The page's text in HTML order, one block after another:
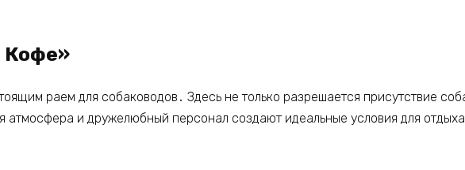
Кофе»
раем для собаководов․ Здесь не только разрешается присутствие
атмосфера и дружелюбный персонал создают идеальные условия для